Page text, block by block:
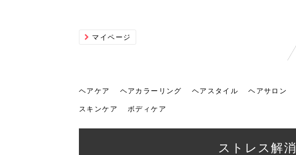
マイページ
ヘアケア ヘアカラーリング ヘアスタイル ヘアサロン
スキンケア ボディケア
ストレス解消